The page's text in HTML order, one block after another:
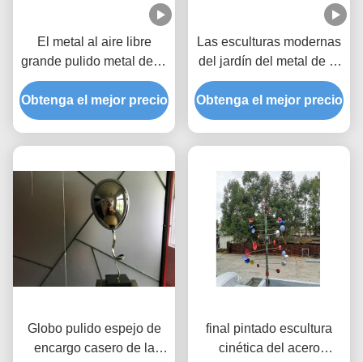
El metal al aire libre
grande pulido metal de la
decoración del jardín
esculpe la escultura del
descenso
Obtenga el mejor precio
Las esculturas modernas
del jardín del metal de la
decoración pulieron el
espejo del acero
inoxidable
Obtenga el mejor precio
Globo pulido espejo de
encargo casero de la
final pintado escultura
cinética del acero